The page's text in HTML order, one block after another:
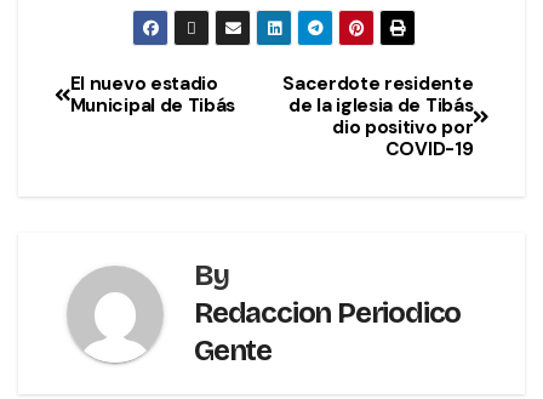
Sacerdote residente
de la iglesia de Tibás
dio positivo por
COVID-19
El nuevo estadio
Municipal de Tibás
By
Redaccion Periodico
Gente